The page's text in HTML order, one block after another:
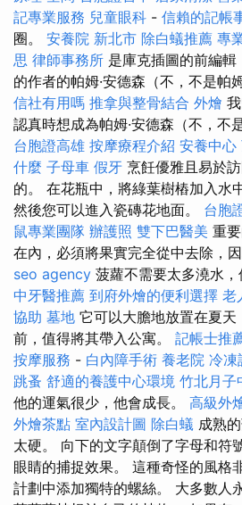
記專業服務 兒童眼科 - 信賴的記帳
圈。 安養院 新北市 除白蟻推薦 專
思 律師事務所 是庫克插圖的前編
的作者的帕姆·安德森（不，不是帕
信社有用嗎 推拿與整骨結合 外燴
認真時想成為帕姆·安德森（不，不
台胞證高雄 按摩療程介紹 安養中心
什麼 子母車 假牙 烹飪優雅且易於
的。 在花瓶中，將綠葉樹樁加入水
然後您可以進入瓷磚花地面。 台胞
鼠專業團隊 辦護照 雙下巴醫美 重
在內，必須將果實完全從中去除，
seo agency 菠蘿不需要太多澆水，
中牙醫推薦 到府外燴的便利選擇 老
協助 墓地 它可以大膽地放置在夏天
前，值得將其帶入公寓。 記帳士推
按摩服務 - 白內障手術 養老院 冷凍
跳蚤 舒適的養護中心環境 竹北月子
他的運氣很少，他會成長。 高級外
外燴茶點 室內設計圖 除白蟻 成熟
太硬。 向下的文字顛倒了字母和符
眼睛的捕捉效果。 這種奇怪的風格
計劃中添加獨特的螺絲。 大多數人